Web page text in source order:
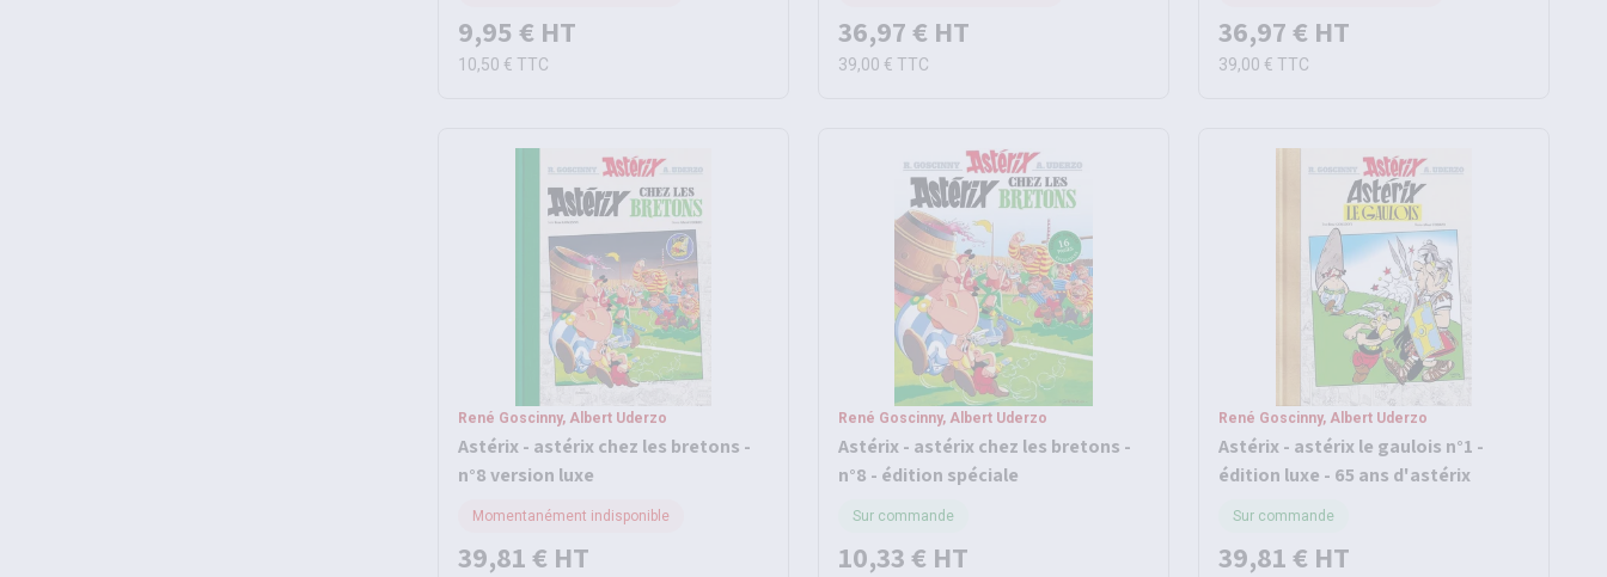
9,95 € HT
10,50 € TTC
36,97 € HT
39,00 € TTC
36,97 € HT
39,00 € TTC
René Goscinny, Albert Uderzo
Astérix - astérix chez les bretons -
n°8 version luxe
Momentanément indisponible
39,81 € HT
René Goscinny, Albert Uderzo
Astérix - astérix chez les bretons -
n°8 - édition spéciale
Sur commande
10,33 € HT
René Goscinny, Albert Uderzo
Astérix - astérix le gaulois n°1 -
édition luxe - 65 ans d'astérix
Sur commande
39,81 € HT